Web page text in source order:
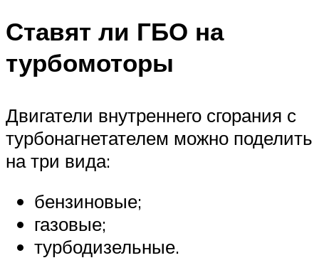
Ставят ли ГБО на
турбомоторы
Двигатели внутреннего сгорания с
турбонагнетателем можно поделить
на три вида:
бензиновые;
газовые;
турбодизельные.